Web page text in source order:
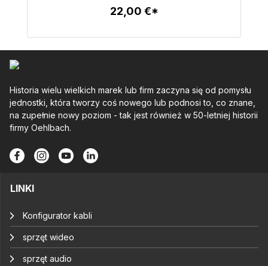
22,00 €*
Historia wielu wielkich marek lub firm zaczyna się od pomysłu
jednostki, która tworzy coś nowego lub podnosi to, co znane,
na zupełnie nowy poziom - tak jest również w 50-letniej historii
firmy Oehlbach.
LINKI
Konfigurator kabli
sprzęt wideo
sprzęt audio